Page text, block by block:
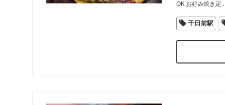
OK お好み焼き定
千日前駅